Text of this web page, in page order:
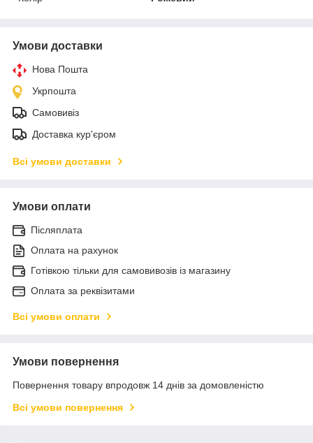
Умови доставки
Нова Пошта
Укрпошта
Самовивіз
Доставка кур'єром
Всі умови доставки
Умови оплати
Післяплата
Оплата на рахунок
Готівкою тільки для самовивозів із магазину
Оплата за реквізитами
Всі умови оплати
Умови повернення
Повернення товару впродовж 14 днів за домовленістю
Всі умови повернення